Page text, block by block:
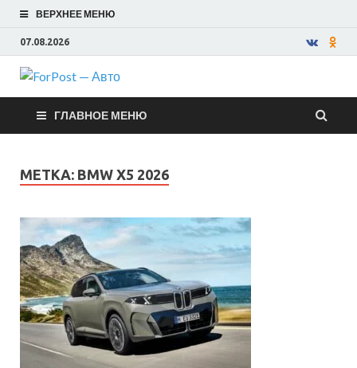
ВЕРХНЕЕ МЕНЮ
07.08.2026
ForPost —
Авто
ГЛАВНОЕ МЕНЮ
МЕТКА: BMW X5 2026